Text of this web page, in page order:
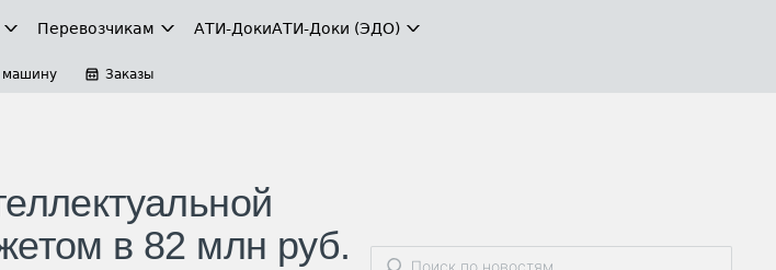
Перевозчикам АТИ-ДокиАТИ-Доки (ЭДО)
машину Заказы
в 82 млн руб.